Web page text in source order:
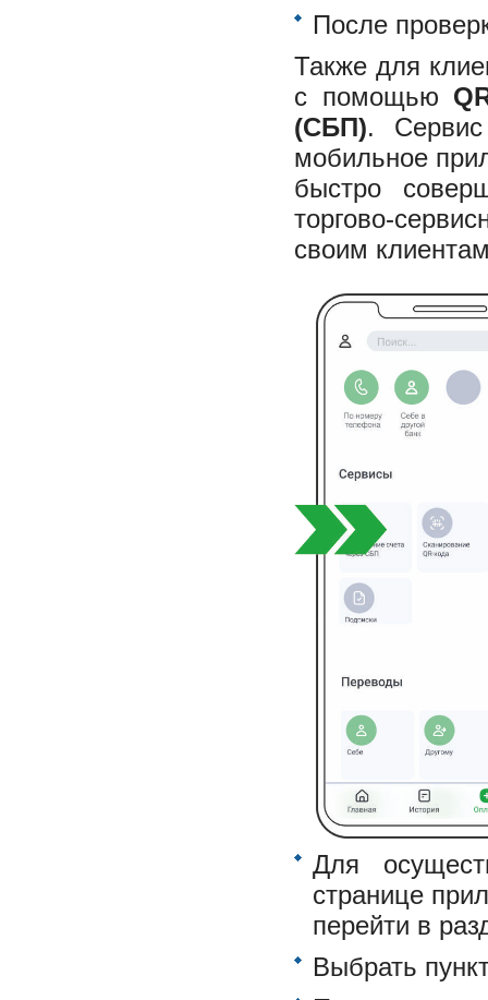
После
Также для
с помощью
(СБП).
мобильное
быстро
торгово-
своим
Для
странице
перейти в
Выбрать